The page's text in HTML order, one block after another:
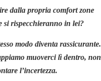
dalla propria comfort zone
si rispecchieranno in lei?
modo diventa rassicurante.
muoverci lì dentro, non
l’incertezza.